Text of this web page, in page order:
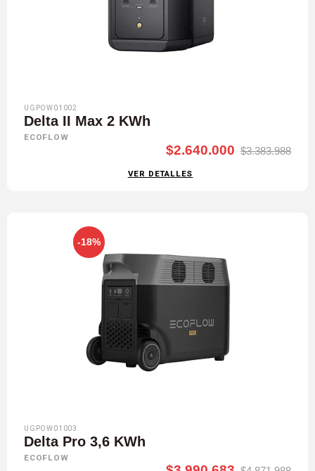
UGPOW01002
Delta II Max 2 KWh
ECOFLOW
$2.640.000 $3.383.988
VER DETALLES
-18%
UGPOW01003
Delta Pro 3,6 KWh
ECOFLOW